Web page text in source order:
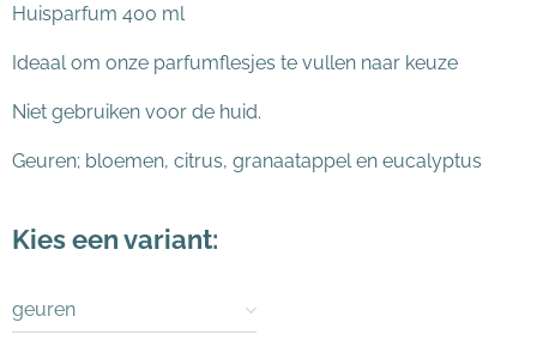
Huisparfum 400 ml
Ideaal om onze parfumflesjes te vullen naar keuze
Niet gebruiken voor de huid.
Geuren; bloemen, citrus, granaatappel en eucalyptus
Kies een variant:
geuren